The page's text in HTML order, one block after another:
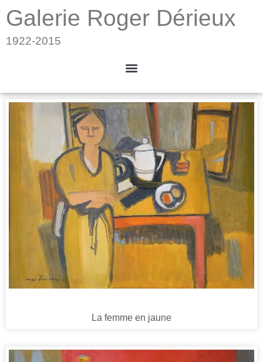
Galerie Roger Dérieux
1922-2015
La femme en jaune